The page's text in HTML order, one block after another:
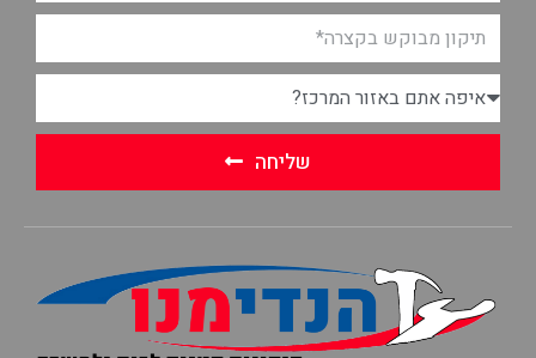
שליחה